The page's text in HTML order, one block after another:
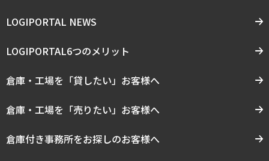
LOGIPORTAL NEWS
LOGIPORTAL6つのメリット
倉庫・工場を「貸したい」お客様へ
倉庫・工場を「売りたい」お客様へ
倉庫付き事務所をお探しのお客様へ